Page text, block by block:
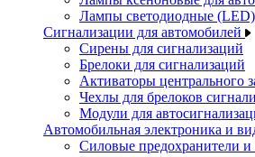
Лампы светодиодные (LED)
Сигнализации для автомобилей
Сирены для сигнализаций
Брелоки для сигнализаций
Активаторы центрального
Чехлы для брелоков
Модули для
Автомобильная электроника и
Силовые предохранители и